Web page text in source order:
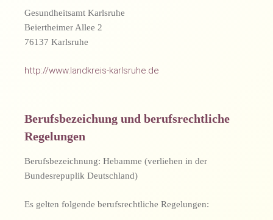
Gesundheitsamt Karlsruhe
Beiertheimer Allee 2
76137 Karlsruhe
http://www.landkreis-karlsruhe.de
Berufsbezeichung und berufsrechtliche
Regelungen
Berufsbezeichnung: Hebamme (verliehen in der
Bundesrepuplik Deutschland)
Es gelten folgende berufsrechtliche Regelungen: